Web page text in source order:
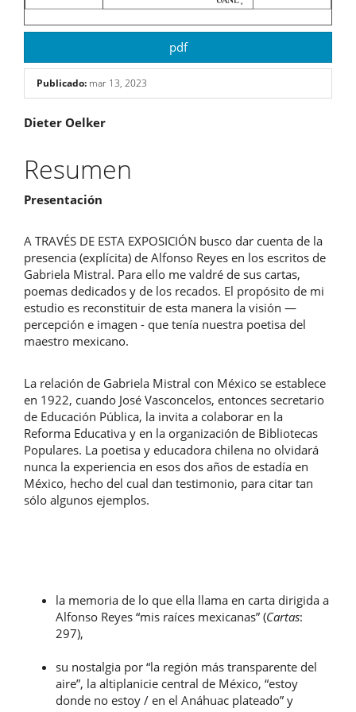
pdf
Publicado: mar 13, 2023
Contenido
principal
del
artículo
Dieter Oelker
Resumen
Presentación
A TRAVÉS DE ESTA EXPOSICIÓN busco dar cuenta de la
presencia (explícita) de Alfonso Reyes en los escritos de
Gabriela Mistral. Para ello me valdré de sus cartas,
poemas dedicados y de los recados. El propósito de mi
estudio es reconstituir de esta manera la visión —
percepción e imagen - que tenía nuestra poetisa del
maestro mexicano.
La relación de Gabriela Mistral con México se establece
en 1922, cuando José Vasconcelos, entonces secretario
de Educación Pública, la invita a colaborar en la
Reforma Educativa y en la organización de Bibliotecas
Populares. La poetisa y educadora chilena no olvidará
nunca la experiencia en esos dos años de estadía en
México, hecho del cual dan testimonio, para citar tan
sólo algunos ejemplos.
la memoria de lo que ella llama en carta dirigida a
Alfonso Reyes “mis raíces mexicanas” (Cartas:
297),
su nostalgia por “la región más transparente del
aire”, la altiplanicie central de México, “estoy
donde no estoy / en el Anáhuac plateado” y